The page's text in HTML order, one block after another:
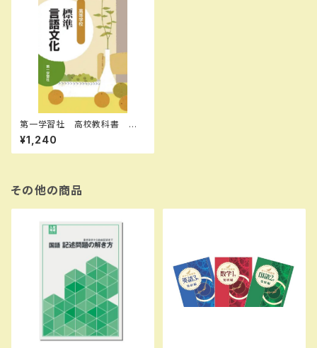
第一学習社 高校教科書 高
等学校 標準言語文化［教番：
言文715］ 新品 ISBN：978
4804020822 ISBN-10：B0
¥1,240
その他の商品